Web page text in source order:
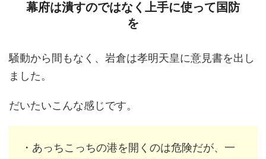
幕府は潰すのではなく上手に使って国防
を
騒動から間もなく、岩倉は孝明天皇に意見書を出し
ました。
だいたいこんな感じです。
・あっちこっちの港を開くのは危険だが、一